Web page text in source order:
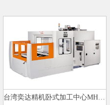
台湾奕达精机卧式加工中心MH-630…